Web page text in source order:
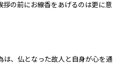
拶の前にお線香をあげるのは更に意
は、仏となった故人と自身が心を通